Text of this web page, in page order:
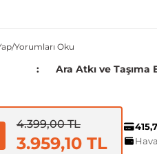
Yorumları Oku
Ara Atkı ve Taşıma
4.399,00 TL
3.959,10 TL